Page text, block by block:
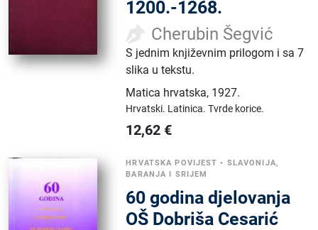
1200.-1268.
Cherubin Šegvić
S jednim književnim prilogom i sa 7
slika u tekstu.
Matica hrvatska, 1927.
Hrvatski. Latinica.Tvrde korice.
12,62 €
HRVATSKA POVIJEST • SLAVONIJA,
BARANJA I SRIJEM
60 godina djelovanja
OŠ Dobriša Cesarić